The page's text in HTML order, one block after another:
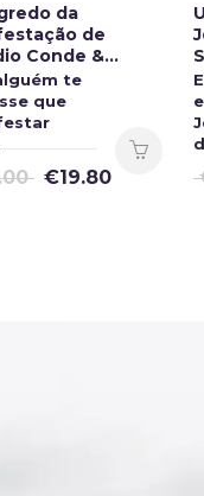
da
de
Conde &
Ferreira
te
que
€19.80